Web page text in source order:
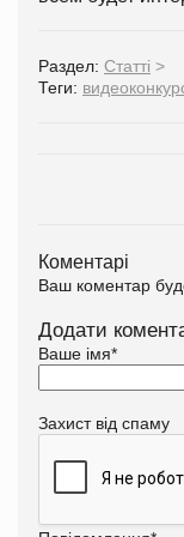
Раздел: Статті >
Теги:
Коментарі
Ваш коментар
Додати
Ваше імя*
Захист від спаму